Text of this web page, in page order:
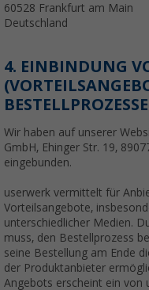
60528 Frankfurt am Main
Deutschland
4. EINBINDUNG
Wir haben auf unserer
GmbH, Ehinger Str. 19,
eingebunden.
userwerk vermittelt für
Vorteilsangebote,
unterschiedlicher Medien.
muss, den Bestellprozess
seine Bestellung am Ende
der Produktanbieter
Angebots erscheint ein von